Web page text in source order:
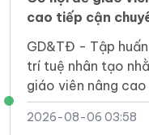
mạnh”.
cao tiếp cận
các công cụ AI
GD&TĐ - Tập
trí tuệ nhân tạo
giáo viên nâng
lượng dạy học.
2026-08-06 03:58